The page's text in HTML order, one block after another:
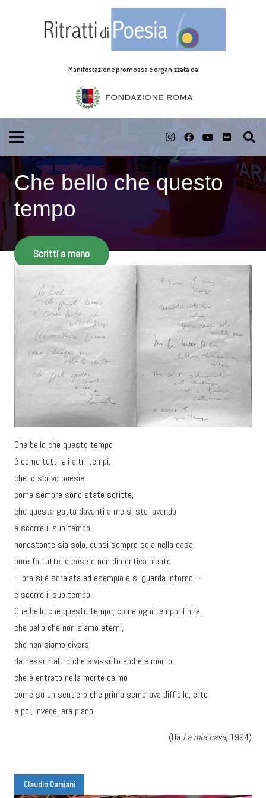
Manifestazione promossa e organizzata da
Che bello che questo
tempo
Scritti a mano
Che bello che questo tempo
è come tutti gli altri tempi,
che io scrivo poesie
come sempre sono state scritte,
che questa gatta davanti a me si sta lavando
e scorre il suo tempo,
nonostante sia sola, quasi sempre sola nella casa,
pure fa tutte le cose e non dimentica niente
– ora si è sdraiata ad esempio e si guarda intorno –
e scorre il suo tempo.
Che bello che questo tempo, come ogni tempo, finirà,
che bello che non siamo eterni,
che non siamo diversi
da nessun altro che è vissuto e che è morto,
che è entrato nella morte calmo
come su un sentiero che prima sembrava difficile, erto
e poi, invece, era piano.
(Da La mia casa, 1994)
Claudio Damiani